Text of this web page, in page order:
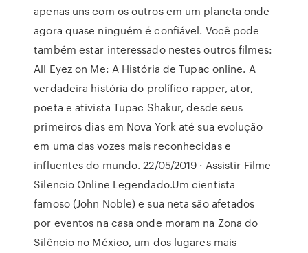
apenas uns com os outros em um planeta onde
agora quase ninguém é confiável. Você pode
também estar interessado nestes outros filmes:
All Eyez on Me: A História de Tupac online. A
verdadeira história do prolífico rapper, ator,
poeta e ativista Tupac Shakur, desde seus
primeiros dias em Nova York até sua evolução
em uma das vozes mais reconhecidas e
influentes do mundo. 22/05/2019 · Assistir Filme
Silencio Online Legendado.Um cientista
famoso (John Noble) e sua neta são afetados
por eventos na casa onde moram na Zona do
Silêncio no México, um dos lugares mais